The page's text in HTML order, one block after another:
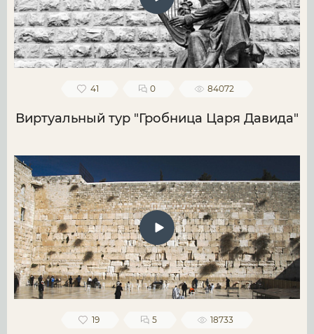
41 0 84072
Виртуальный тур "Гробница Царя Давида"
19 5 18733